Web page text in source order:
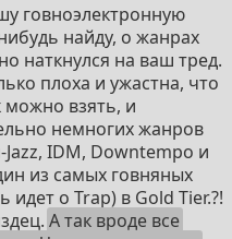
говноэлектронную
найду, о жанрах
наткнулся на ваш тред.
плоха и ужастна, что
можно взять, и
немногих жанров
IDM, Downtempo и
из самых говняных
о Trap) в Gold Tier.?!
А так вроде все